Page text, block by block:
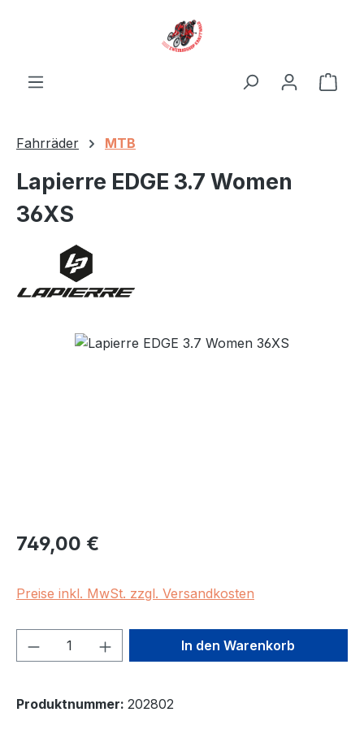
Fahrräder MTB
Lapierre EDGE 3.7 Women
36XS
Bildergalerie überspringen
Regulärer Preis:
749,00 €
Preise inkl. MwSt. zzgl. Versandkosten
Produkt Anzahl: Gib denIn den Warenkorb
Produktnummer: 202802